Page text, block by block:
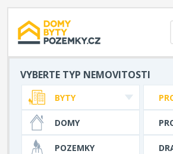
VYBERTE TYP NEMOVITOSTI
BYTY
DOMY
POZEMKY